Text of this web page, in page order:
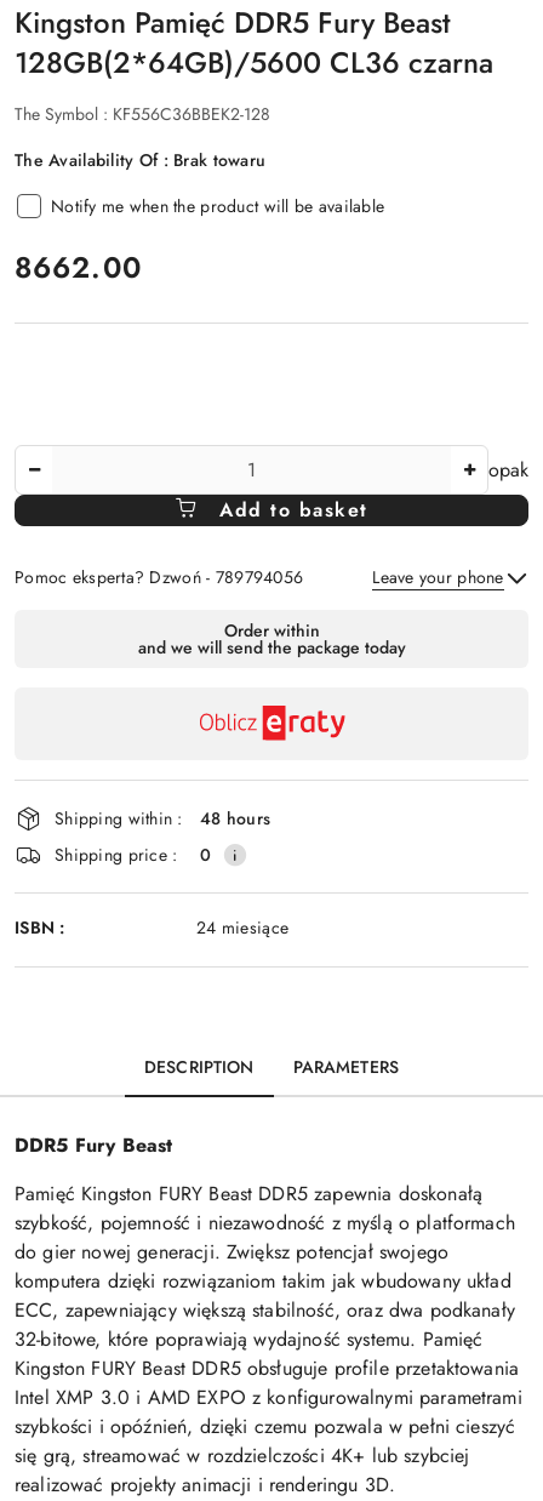
Kingston Pamięć DDR5 Fury Beast
128GB(2*64GB)/5600 CL36 czarna
The Symbol : KF556C36BBEK2-128
The Availability Of : Brak towaru
Notify me when the product will be available
price:
8662.00
Amount
Of
opak
Add to basket
Pomoc eksperta? Dzwoń - 789794056 Leave your phone
Order within
and we will send the package today
Shipping within :
48 hours
Shipping price :
0
ISBN : 24 miesiące
DESCRIPTION PARAMETERS
DDR5 Fury Beast
Pamięć Kingston FURY Beast DDR5 zapewnia doskonałą
szybkość, pojemność i niezawodność z myślą o platformach
do gier nowej generacji. Zwiększ potencjał swojego
komputera dzięki rozwiązaniom takim jak wbudowany układ
ECC, zapewniający większą stabilność, oraz dwa podkanały
32-bitowe, które poprawiają wydajność systemu. Pamięć
Kingston FURY Beast DDR5 obsługuje profile przetaktowania
Intel XMP 3.0 i AMD EXPO z konfigurowalnymi parametrami
szybkości i opóźnień, dzięki czemu pozwala w pełni cieszyć
się grą, streamować w rozdzielczości 4K+ lub szybciej
realizować projekty animacji i renderingu 3D.